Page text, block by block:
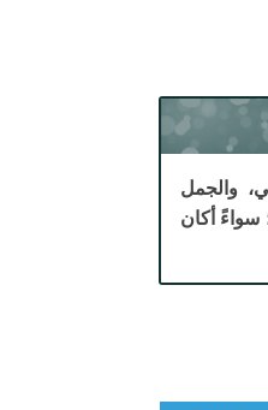
والجمل
سواءً أكان